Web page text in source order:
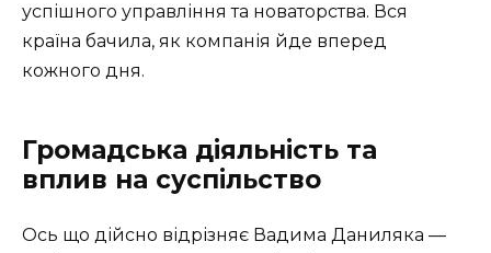
успішного управління та новаторства. Вся
країна бачила, як компанія йде вперед
кожного дня.
Громадська діяльність та
вплив на суспільство
Ось що дійсно відрізняє Вадима Даниляка —